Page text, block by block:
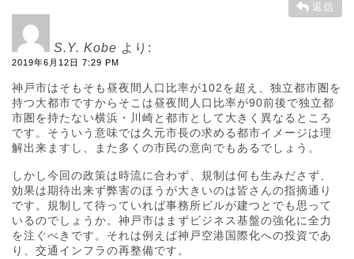
返信
S.Y. Kobe より:
2019年6月12日 7:29 PM
神戸市はそもそも昼夜間人口比率が102を超え、独立都市圏を
持つ大都市ですからそこは昼夜間人口比率が90前後で独立都
市圏を持たない横浜・川崎と都市として大きく異なるところ
です。そういう意味では久元市長の求める都市イメージは理
解出来ますし、また多くの市民の意向でもあるでしょう。
しかし今回の政策は時流に合わず、規制は何も生みださず、
効果は期待出来ず弊害のほうが大きいのは皆さんの指摘通り
です。規制して待っていれば事務所ビルが建つとでも思って
いるのでしょうか。神戸市はまずビジネス基盤の強化に全力
を注ぐべきです。それは例えば神戸空港国際化への投資であ
り、交通インフラの再整備です。